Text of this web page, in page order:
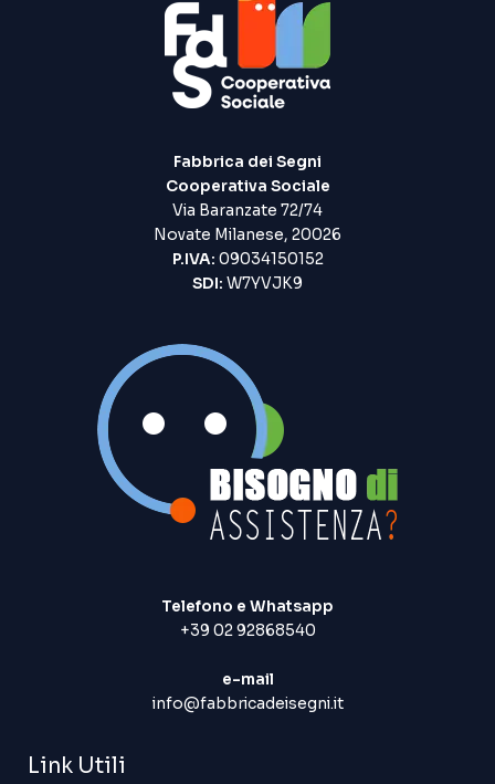
Fabbrica dei Segni
Cooperativa Sociale
Via Baranzate 72/74
Novate Milanese, 20026
P.IVA: 09034150152
SDI: W7YVJK9
Telefono e Whatsapp
+39 02 92868540
e-mail
info@fabbricadeisegni.it
Link Utili